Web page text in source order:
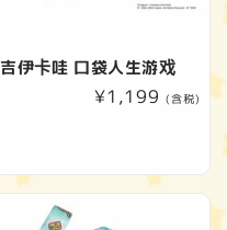
吉伊卡哇 口袋人生游戏
常
¥1,199 (含税)